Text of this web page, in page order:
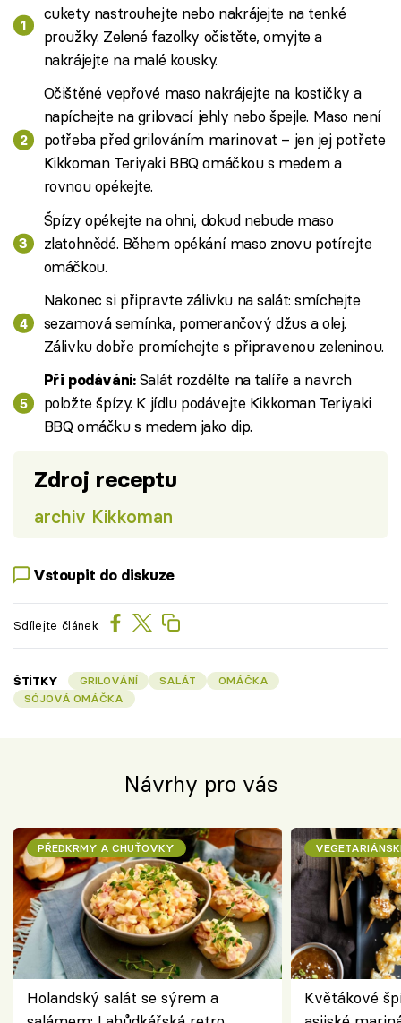
cukety nastrouhejte nebo nakrájejte na tenké
proužky. Zelené fazolky očistěte, omyjte a
nakrájejte na malé kousky.
Očištěné vepřové maso nakrájejte na kostičky a
napíchejte na grilovací jehly nebo špejle. Maso není
potřeba před grilováním marinovat – jen jej potřete
Kikkoman Teriyaki BBQ omáčkou s medem a
rovnou opékejte.
Špízy opékejte na ohni, dokud nebude maso
zlatohnědé. Během opékání maso znovu potírejte
omáčkou.
Nakonec si připravte zálivku na salát: smíchejte
sezamová semínka, pomerančový džus a olej.
Zálivku dobře promíchejte s připravenou zeleninou.
Při podávání:Salát rozdělte na talíře a navrch
položte špízy. K jídlu podávejte Kikkoman Teriyaki
BBQ omáčku s medem jako dip.
Zdroj receptu
archiv Kikkoman
Vstoupit do diskuze
Sdílejte článek
ŠTÍTKY GRILOVÁNÍ SALÁT
OMÁČKA
SÓJOVÁ OMÁČKA
Návrhy pro vás
PŘEDKRMY A CHUŤOVKY
Holandský salát se sýrem a
Květákové